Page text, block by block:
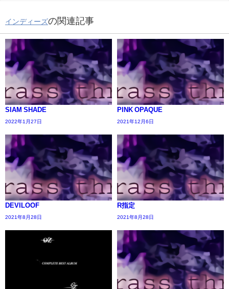
インディーズの関連記事
SIAM SHADE
2022年1月27日
PINK OPAQUE
2021年12月6日
DEVILOOF
2021年8月28日
R指定
2021年8月28日